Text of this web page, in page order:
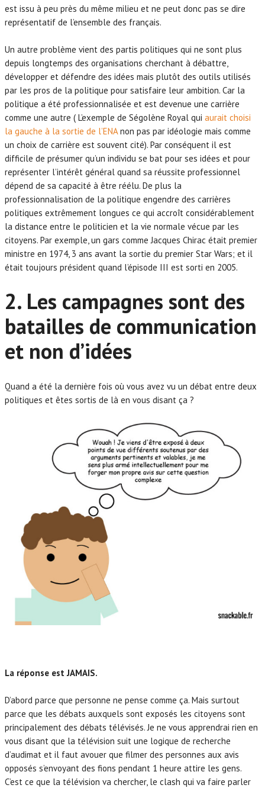
est issu à peu près du même milieu et ne peut donc pas se dire
représentatif de l’ensemble des français.
Un autre problème vient des partis politiques qui ne sont plus
depuis longtemps des organisations cherchant à débattre,
développer et défendre des idées mais plutôt des outils utilisés
par les pros de la politique pour satisfaire leur ambition. Car la
politique a été professionnalisée et est devenue une carrière
comme une autre ( L’exemple de Ségolène Royal qui aurait choisi
la gauche à la sortie de l’ENAnon pas par idéologie mais comme
un choix de carrière est souvent cité). Par conséquent il est
difficile de présumer qu’un individu se bat pour ses idées et pour
représenter l’intérêt général quand sa réussite professionnel
dépend de sa capacité à être réélu. De plus la
professionnalisation de la politique engendre des carrières
politiques extrêmement longues ce qui accroît considérablement
la distance entre le politicien et la vie normale vécue par les
citoyens. Par exemple, un gars comme Jacques Chirac était premier
ministre en 1974, 3 ans avant la sortie du premier Star Wars; et il
était toujours président quand l’épisode III est sorti en 2005.
2. Les campagnes sont des
batailles de communication
et non d’idées
Quand a été la dernière fois où vous avez vu un débat entre deux
politiques et êtes sortis de là en vous disant ça ?
La réponse est JAMAIS.
D’abord parce que personne ne pense comme ça. Mais surtout
parce que les débats auxquels sont exposés les citoyens sont
principalement des débats télévisés. Je ne vous apprendrai rien en
vous disant que la télévision suit une logique de recherche
d’audimat et il faut avouer que filmer des personnes aux avis
opposés s’envoyant des fions pendant 1 heure attire les gens.
C’est ce que la télévision va chercher, le clash qui va faire parler